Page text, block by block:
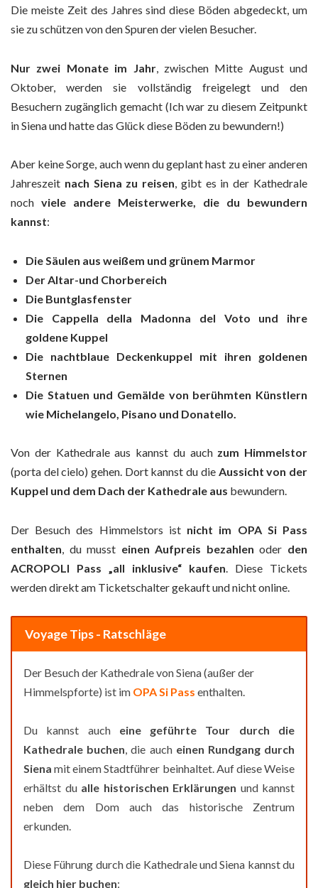
Die meiste Zeit des Jahres sind diese Böden abgedeckt, um
sie zu schützen von den Spuren der vielen Besucher.
Nur zwei Monate im Jahr, zwischen Mitte August und
Oktober, werden sie vollständig freigelegt und den
Besuchern zugänglich gemacht (Ich war zu diesem Zeitpunkt
in Siena und hatte das Glück diese Böden zu bewundern!)
Aber keine Sorge, auch wenn du geplant hast zu einer anderen
Jahreszeit nach Siena zu reisen, gibt es in der Kathedrale
noch viele andere Meisterwerke, die du bewundern
kannst:
Die Säulen aus weißem und grünem Marmor
Der Altar-und Chorbereich
Die Buntglasfenster
Die Cappella della Madonna del Voto und ihre
goldene Kuppel
Die nachtblaue Deckenkuppel mit ihren goldenen
Sternen
Die Statuen und Gemälde von berühmten Künstlern
wie Michelangelo, Pisano und Donatello.
Von der Kathedrale aus kannst du auch zum Himmelstor
(porta del cielo) gehen. Dort kannst du die Aussicht von der
Kuppel und dem Dach der Kathedrale aus bewundern.
Der Besuch des Himmelstors ist nicht im OPA Si Pass
enthalten , du musst einen Aufpreis bezahlen oder den
ACROPOLI Pass „all inklusive“ kaufen . Diese Tickets
werden direkt am Ticketschalter gekauft und nicht online.
Voyage Tips - Ratschläge
Der Besuch der Kathedrale von Siena (außer der
Himmelspforte) ist im OPA Si Pass enthalten.
Du kannst auch eine geführte Tour durch die
Kathedrale buchen, die auch einen Rundgang durch
Siena mit einem Stadtführer beinhaltet. Auf diese Weise
erhältst du alle historischen Erklärungen und kannst
neben dem Dom auch das historische Zentrum
erkunden.
Diese Führung durch die Kathedrale und Siena kannst du
gleich hier buchen: